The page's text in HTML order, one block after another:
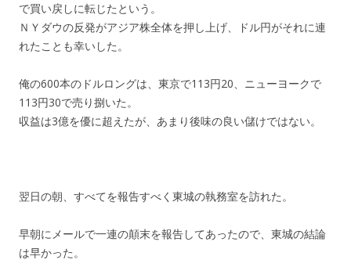
で買い戻しに転じたという。
ＮＹダウの反発がアジア株全体を押し上げ、ドル円がそれに連
れたことも幸いした。
俺の600本のドルロングは、東京で113円20、ニューヨークで
113円30で売り捌いた。
収益は3億を優に超えたが、あまり後味の良い儲けではない。
翌日の朝、すべてを報告すべく東城の執務室を訪れた。
早朝にメールで一連の顛末を報告してあったので、東城の結論
は早かった。